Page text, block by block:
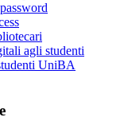
agli studenti
UniBA